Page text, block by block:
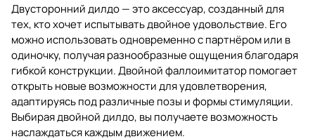
Двусторонний дилдо — это аксессуар, созданный для
тех, кто хочет испытывать двойное удовольствие. Его
можно использовать одновременно с партнёром или в
одиночку, получая разнообразные ощущения благодаря
гибкой конструкции. Двойной фаллоимитатор помогает
открыть новые возможности для удовлетворения,
адаптируясь под различные позы и формы стимуляции.
Выбирая двойной дилдо, вы получаете возможность
наслаждаться каждым движением.